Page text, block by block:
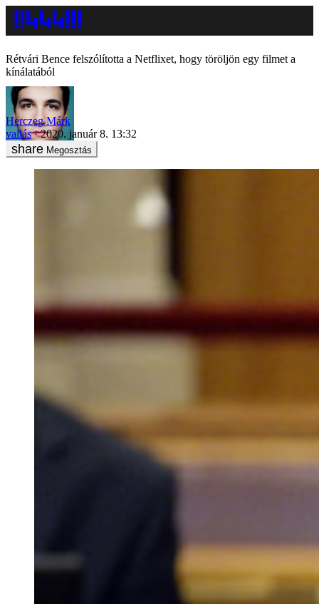
Rétvári Bence felszólította a Netflixet, hogy töröljön egy filmet a
kínálatából
Herczeg Márk
vallás
2020. január 8. 13:32
Megosztás